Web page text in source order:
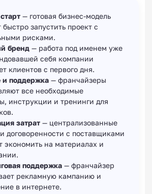
— готовая бизнес-модель
быстро запустить проект с
рисками.
бренд — работа под именем уже
себя компании
клиентов с первого дня.
и поддержка — франчайзеры
все необходимые
инструкции и тренинги для
затрат — централизованные
договоренности с поставщиками
экономить на материалах и
поддержка — франчайзер
рекламную кампанию и
в интернете.